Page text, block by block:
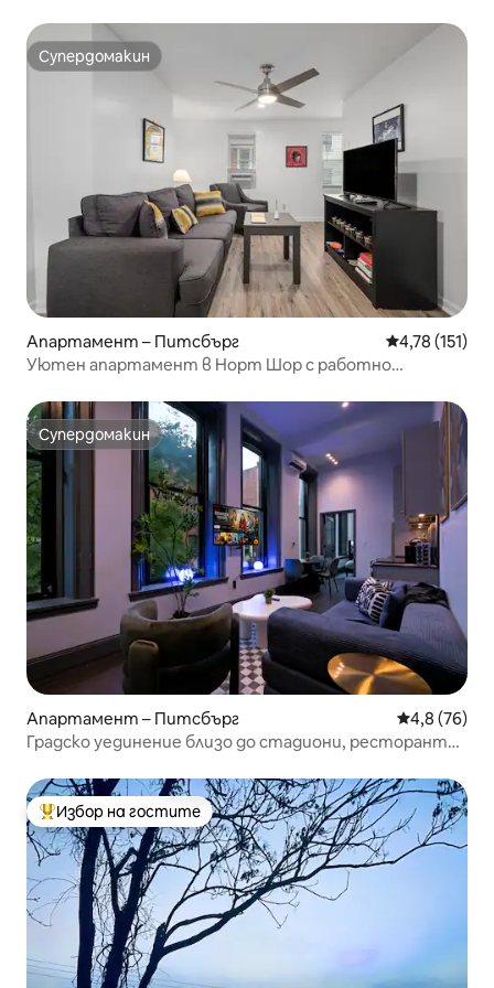
Супердомакин
Супердомакин
Апартамент – Питсбърг Средна
4,78 (151)
Уютен апартамент в Норт Шор с работно
Супердомакин
Супердомакин
Апартамент – Питсбърг Средна
4,8 (76)
Градско уединение близо до стадиони, ресторанти
Най-популярен избор на гостите
Избор на гостите